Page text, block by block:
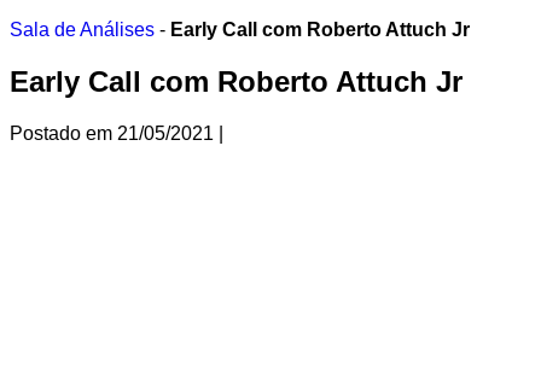
Ir
o
conteúdo
Sala de Análises - Early Call com Roberto Attuch Jr
Early Call com Roberto Attuch Jr
Postado em 21/05/2021